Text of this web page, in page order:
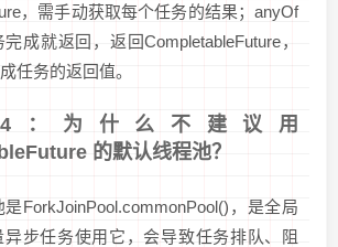
，需手动获取每个任务的结果；anyOf
成就返回，返回CompletableFuture，
任务的返回值。
：为什么不建议用
的默认线程池？
ForkJoinPool.commonPool()，是全局
步任务使用它，会导致任务排队、阻